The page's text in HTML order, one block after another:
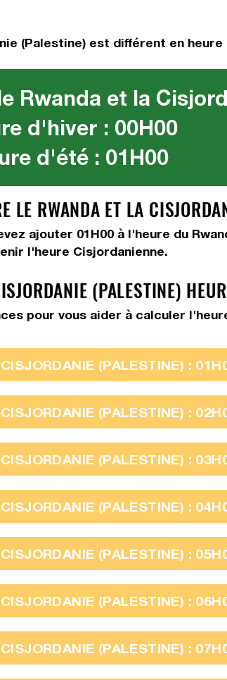
(Palestine) est différent en
Rwanda et la
d'hiver : 00H00
d'été : 01H00
LE RWANDA ET LA
ajouter 01H00 à l'heure du
l'heure Cisjordanienne.
(PALESTINE)
pour vous aider à calculer
CISJORDANIE (PALESTINE) :
CISJORDANIE (PALESTINE) :
CISJORDANIE (PALESTINE) :
CISJORDANIE (PALESTINE) :
CISJORDANIE (PALESTINE) :
CISJORDANIE (PALESTINE) :
CISJORDANIE (PALESTINE) :